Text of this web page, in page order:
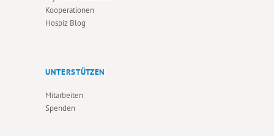
Kooperationen
Hospiz Blog
UNTERSTÜTZEN
Mitarbeiten
Spenden